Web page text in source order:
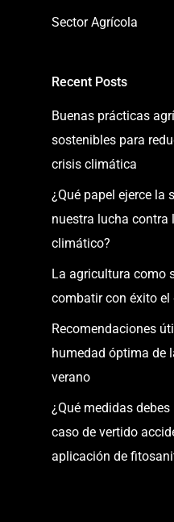
Sector Agrícola
Recent Posts
Buenas prácticas
sostenibles para
crisis climática
¿Qué papel ejerce la
nuestra lucha
climático?
La agricultura como
combatir con éxito
Recomendaciones
humedad óptima de
verano
¿Qué medidas
caso de vertido
aplicación de